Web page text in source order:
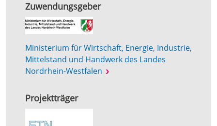
Zuwendungsgeber
Ministerium für Wirtschaft, Energie, Industrie,
Mittelstand und Handwerk des Landes
Nordrhein-Westfalen
Projektträger